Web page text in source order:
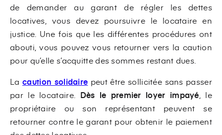
de demander au garant de régler les dettes
locatives, vous devez poursuivre le locataire en
justice. Une fois que les différentes procédures ont
abouti, vous pouvez vous retourner vers la caution
pour qu’elle s’acquitte des sommes restant dues.
Lacaution solidaire peut être sollicitée sans passer
par le locataire. Dès le premier loyer impayé , le
propriétaire ou son représentant peuvent se
retourner contre le garant pour obtenir le paiement